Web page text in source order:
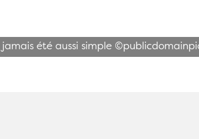
été aussi simple